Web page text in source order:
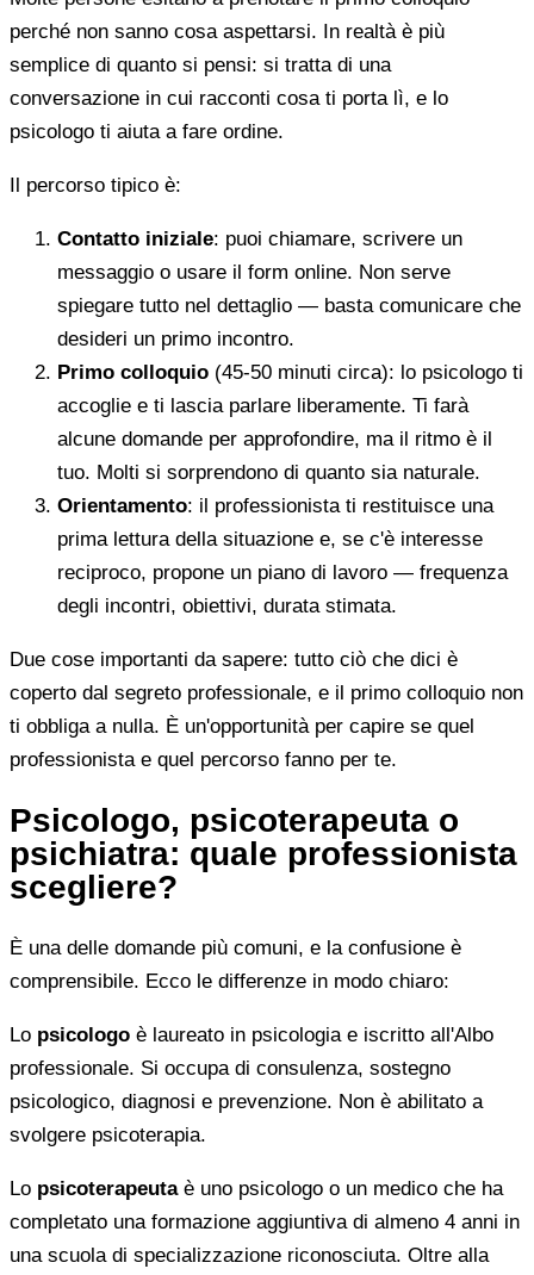
perché non sanno cosa aspettarsi. In realtà è più
semplice di quanto si pensi: si tratta di una
conversazione in cui racconti cosa ti porta lì, e lo
psicologo ti aiuta a fare ordine.
Il percorso tipico è:
Contatto iniziale: puoi chiamare, scrivere un
messaggio o usare il form online. Non serve
spiegare tutto nel dettaglio — basta comunicare che
desideri un primo incontro.
Primo colloquio (45-50 minuti circa): lo psicologo ti
accoglie e ti lascia parlare liberamente. Ti farà
alcune domande per approfondire, ma il ritmo è il
tuo. Molti si sorprendono di quanto sia naturale.
Orientamento: il professionista ti restituisce una
prima lettura della situazione e, se c'è interesse
reciproco, propone un piano di lavoro — frequenza
degli incontri, obiettivi, durata stimata.
Due cose importanti da sapere: tutto ciò che dici è
coperto dal segreto professionale, e il primo colloquio non
ti obbliga a nulla. È un'opportunità per capire se quel
professionista e quel percorso fanno per te.
Psicologo, psicoterapeuta o
psichiatra: quale professionista
scegliere?
È una delle domande più comuni, e la confusione è
comprensibile. Ecco le differenze in modo chiaro:
Lo psicologo è laureato in psicologia e iscritto all'Albo
professionale. Si occupa di consulenza, sostegno
psicologico, diagnosi e prevenzione. Non è abilitato a
svolgere psicoterapia.
Lo psicoterapeutaè uno psicologo o un medico che ha
completato una formazione aggiuntiva di almeno 4 anni in
una scuola di specializzazione riconosciuta. Oltre alla